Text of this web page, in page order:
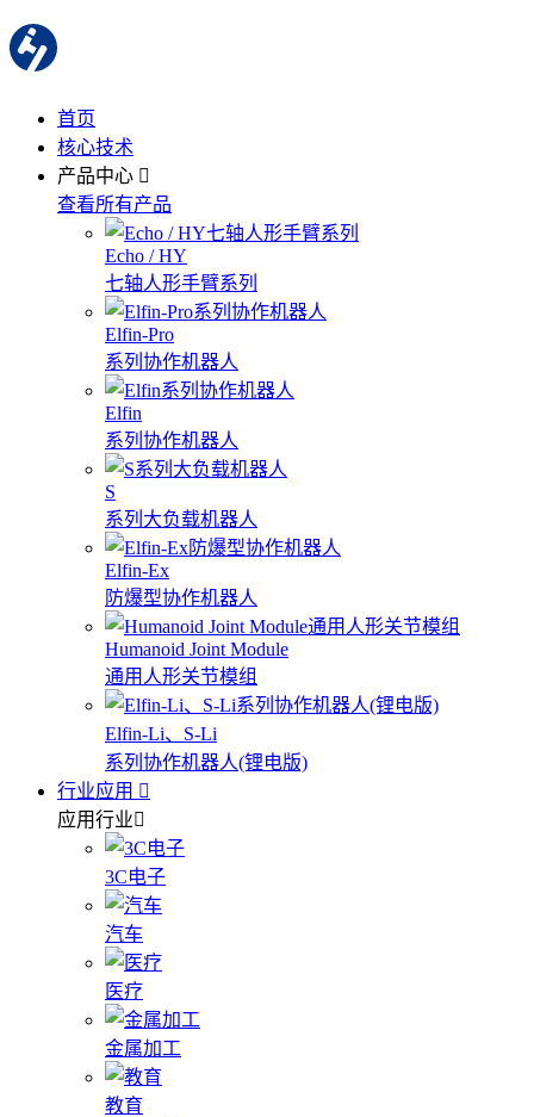
首页
核心技术
产品中心
查看所有产品
Echo / HY
七轴人形手臂系列
Elfin-Pro
系列协作机器人
Elfin
系列协作机器人
S
系列大负载机器人
Elfin-Ex
防爆型协作机器人
Humanoid Joint Module
通用人形关节模组
Elfin-Li、S-Li
系列协作机器人(锂电版)
行业应用
应用行业
3C电子
汽车
医疗
金属加工
教育